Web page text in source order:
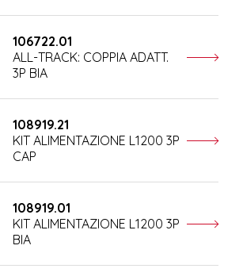
106722.01
ALL-TRACK: COPPIA ADATT.
3P BIA
108919.21
KIT ALIMENTAZIONE L1200 3P
CAP
108919.01
KIT ALIMENTAZIONE L1200 3P
BIA